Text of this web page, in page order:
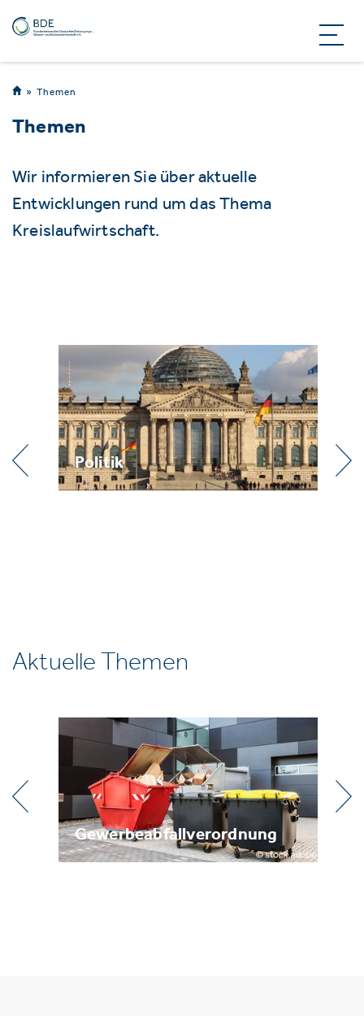
Themen
Themen
Wir informieren Sie über aktuelle
Entwicklungen rund um das Thema
Kreislaufwirtschaft.
Politik
Aktuelle Themen
Gewerbeabfallverordnung